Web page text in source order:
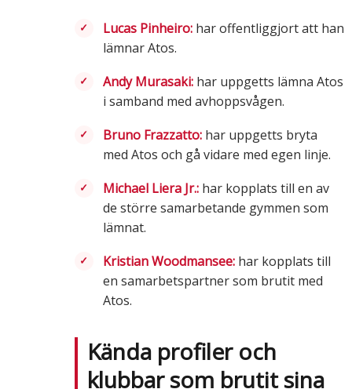
Lucas Pinheiro:har offentliggjort att han
lämnar Atos.
Andy Murasaki:har uppgetts lämna Atos
i samband med avhoppsvågen.
Bruno Frazzatto:har uppgetts bryta
med Atos och gå vidare med egen linje.
Michael Liera Jr.:har kopplats till en av
de större samarbetande gymmen som
lämnat.
Kristian Woodmansee:har kopplats till
en samarbetspartner som brutit med
Atos.
Kända profiler och
klubbar som brutit sina